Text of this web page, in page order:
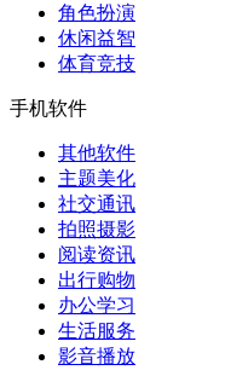
角色扮演
休闲益智
体育竞技
手机软件
其他软件
主题美化
社交通讯
拍照摄影
阅读资讯
出行购物
办公学习
生活服务
影音播放